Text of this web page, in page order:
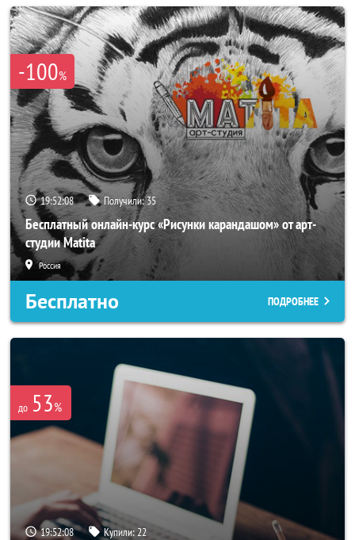
-100%
19:52:05 Получили:35
Бесплатный онлайн-курс «Рисунки карандашом» от арт-
студии Matita
Россия
Бесплатно ПОДРОБНЕЕ
до 53%
19:52:05 Купили:22